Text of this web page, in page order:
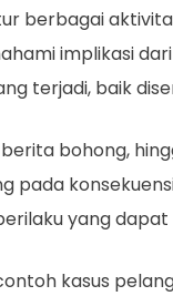
berbagai
implikasi
terjadi, baik
bohong,
pada
yang dapat
kasus